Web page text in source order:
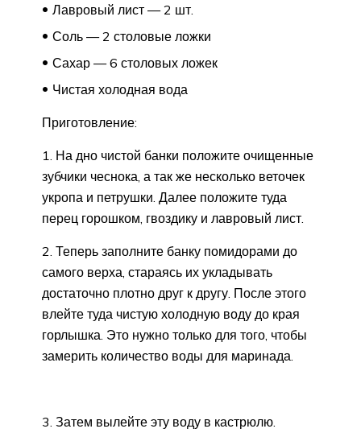
Лавровый лист — 2 шт.
Соль — 2 столовые ложки
Сахар — 6 столовых ложек
Чистая холодная вода
Приготовление:
1. На дно чистой банки положите очищенные
зубчики чеснока, а так же несколько веточек
укропа и петрушки. Далее положите туда
перец горошком, гвоздику и лавровый лист.
2. Теперь заполните банку помидорами до
самого верха, стараясь их укладывать
достаточно плотно друг к другу. После этого
влейте туда чистую холодную воду до края
горлышка. Это нужно только для того, чтобы
замерить количество воды для маринада.
3. Затем вылейте эту воду в кастрюлю.